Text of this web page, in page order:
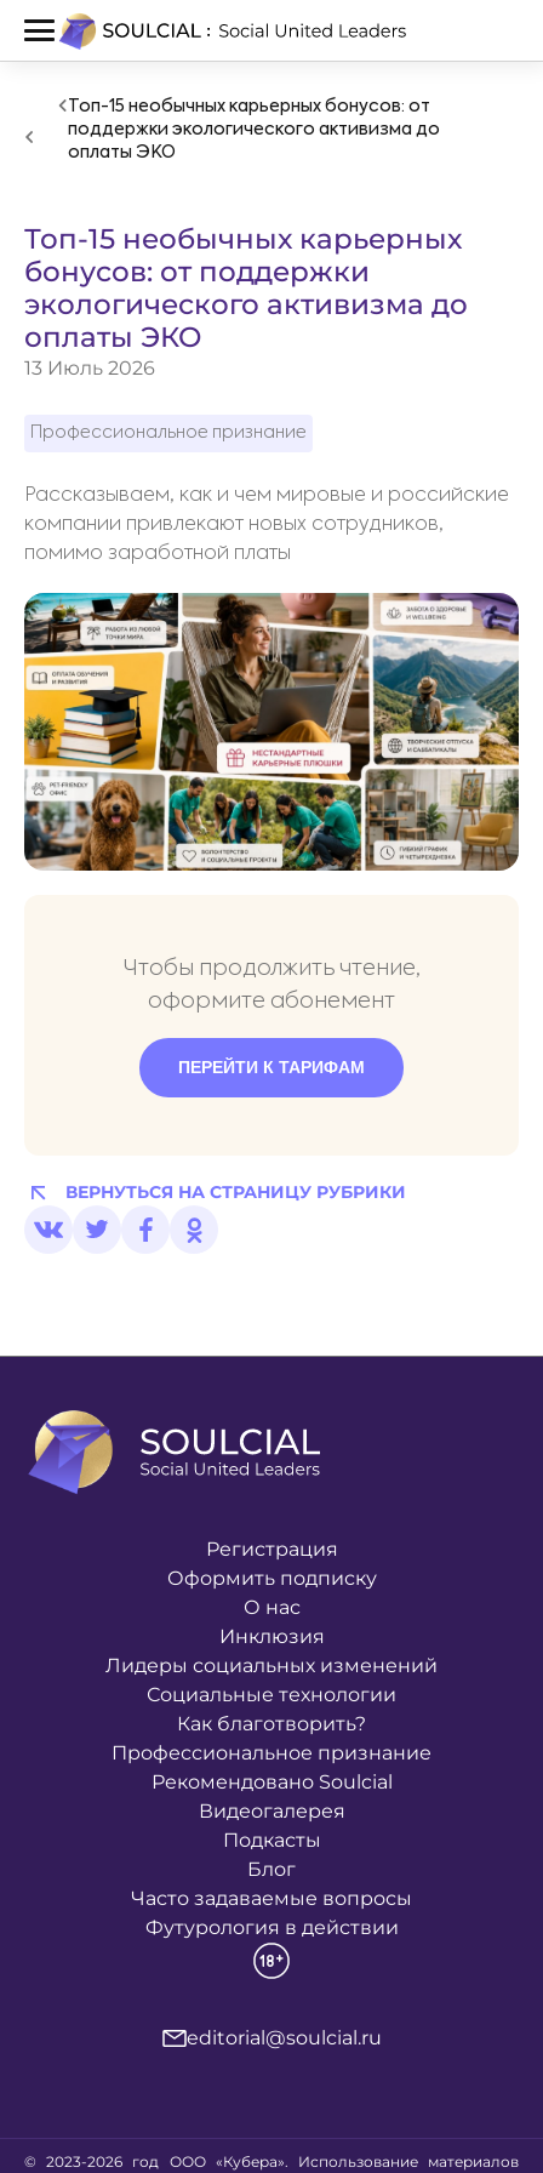
Топ-15 необычных карьерных бонусов: от
поддержки экологического активизма до
оплаты ЭКО
Топ-15 необычных карьерных
бонусов: от поддержки
экологического активизма до
оплаты ЭКО
13 Июль 2026
Профессиональное признание
Рассказываем, как и чем мировые и российские
компании привлекают новых сотрудников,
помимо заработной платы
Чтобы продолжить чтение,
оформите абонемент
ПЕРЕЙТИ К ТАРИФАМ
ВЕРНУТЬСЯ НА СТРАНИЦУ РУБРИКИ
Регистрация
Оформить подписку
О нас
Инклюзия
Лидеры социальных изменений
Социальные технологии
Как благотворить?
Профессиональное признание
Рекомендовано Soulcial
Видеогалерея
Подкасты
Блог
Часто задаваемые вопросы
Футурология в действии
editorial@soulcial.ru
© 2023-2026 год ООО «Кубера». Использование материалов